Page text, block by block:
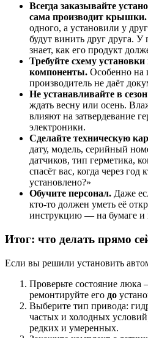
Всегда заказывайте
сама производит крышки.
одного, а установили у
будут винить друг друга. У
знает, как его продукт
Требуйте схему
компоненты. Особенно на
производитель не даёт
Не устанавливайте в
ждать весну или осень.
влияют на затвердевание
электроники.
Сделайте техническую
дату, модель, серийный
датчиков, тип герметика,
спасёт вас, когда через
установлено?»
Обучите персонал. Даже
кто-то должен уметь её
инструкцию — на бумаге и
Итог: что делать прямо
Если вы решили установить
Проверьте состояние люка
ремонтируйте его до
Выберите тип привода:
частых и холодных
редких и умеренных.